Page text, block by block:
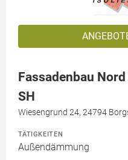
Fassadenbau
SH
Wiesengrund 24, 24794
TÄTIGKEITEN
Außendämmung